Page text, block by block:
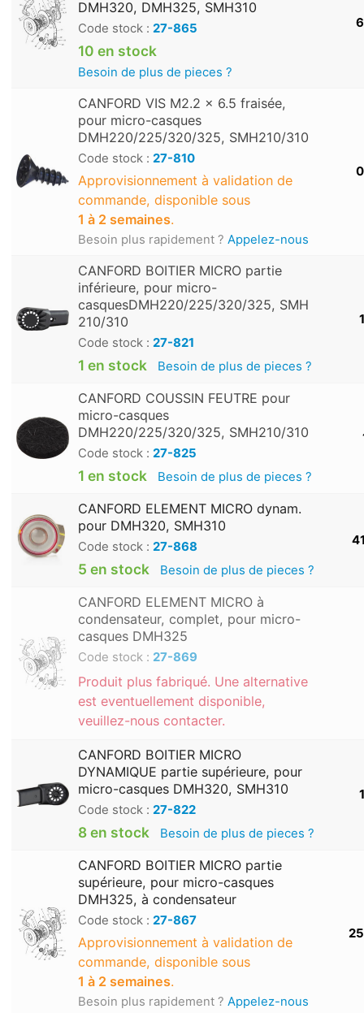
DMH320, DMH325, SMH310
Code stock : 27-865
10 en stock
Besoin de plus de pieces ?
CANFORD VIS M2.2 x 6.5 fraisée,
pour micro-casques
DMH220/225/320/325, SMH210/310
Code stock : 27-810
Approvisionnement à validation de
commande, disponible sous
1 à 2 semaines.
Besoin plus rapidement ? Appelez-nous
CANFORD BOITIER MICRO partie
inférieure, pour micro-
casquesDMH220/225/320/325, SMH
210/310
Code stock : 27-821
1 en stock Besoin de plus de pieces ?
CANFORD COUSSIN FEUTRE pour
micro-casques
DMH220/225/320/325, SMH210/310
Code stock : 27-825
1 en stock Besoin de plus de pieces ?
CANFORD ELEMENT MICRO dynam.
pour DMH320, SMH310
Code stock : 27-868
5 en stock Besoin de plus de pieces ?
CANFORD ELEMENT MICRO à
condensateur, complet, pour micro-
casques DMH325
Code stock : 27-869
Produit plus fabriqué. Une alternative
est eventuellement disponible,
veuillez-nous contacter.
CANFORD BOITIER MICRO
DYNAMIQUE partie supérieure, pour
micro-casques DMH320, SMH310
Code stock : 27-822
8 en stock Besoin de plus de pieces ?
CANFORD BOITIER MICRO partie
supérieure, pour micro-casques
DMH325, à condensateur
Code stock : 27-867
Approvisionnement à validation de
commande, disponible sous
1 à 2 semaines.
Besoin plus rapidement ? Appelez-nous